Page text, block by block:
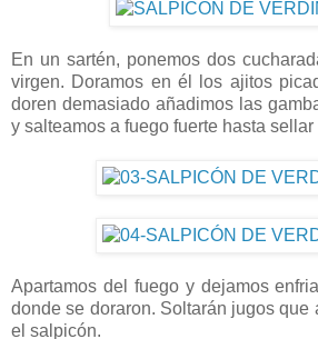
En un sartén, ponemos dos
virgen. Doramos en él los ajitos
doren demasiado añadimos las
y salteamos a fuego fuerte hasta sellar
Apartamos del fuego y dejamos
donde se doraron. Soltarán jugos que
el salpicón.